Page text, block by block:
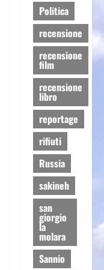
Politica
recensione
recensione
film
recensione
libro
reportage
rifiuti
Russia
sakineh
san
giorgio
la
molara
Sannio